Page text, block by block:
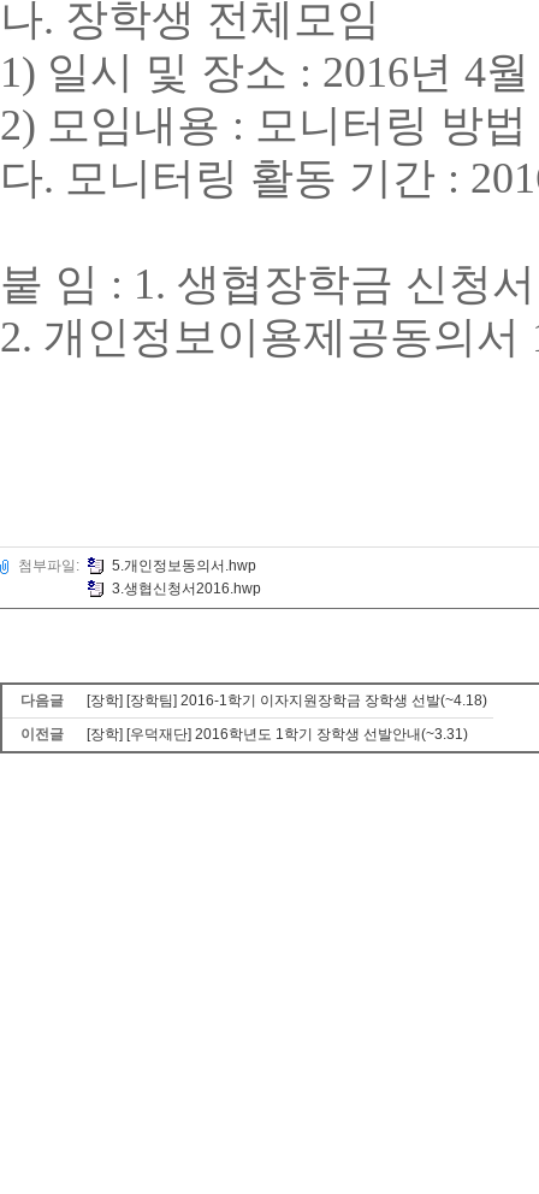
나. 장학생 전체모임
1) 일시 및 장소 : 2016년 4
2) 모임내용 : 모니터링 방
다. 모니터링 활동 기간 :
붙 임 : 1. 생협장학금 신청
2. 개인정보이용제공동의서
첨부파일:
5.개인정보동의서.hwp
3.생협신청서2016.hwp
다음글
[장학] [장학팀] 2016-1학기 이자지원장학금 장학생 선발(~4.18)
이전글
[장학] [우덕재단] 2016학년도 1학기 장학생 선발안내(~3.31)